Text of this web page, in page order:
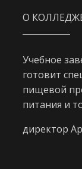
О
Учебное
готовит
пищевой
питания и
директор